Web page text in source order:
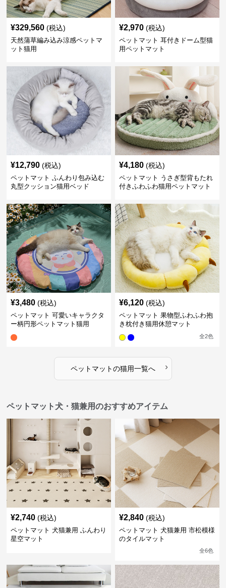
¥329,560 (税込)
天然蒲草編み込み涼感ペットマ
ット猫用
¥2,970 (税込)
ペットマット 耳付きドーム型猫
用ペットマット
¥12,790 (税込)
ペットマット ふんわり包み込む
丸型クッション猫用ベッド
¥4,180 (税込)
ペットマット うさぎ型背もたれ
付きふわふわ猫用ペットマット
¥3,480 (税込)
ペットマット 可愛いキャラクタ
ー柄円形ペットマット猫用
¥6,120 (税込)
ペットマット 果物型ふわふわ抱
き枕付き猫用休憩マット
全2色
ペットマットの猫用一覧へ ›
ペットマット犬・猫兼用のおすすめアイテム
¥2,740 (税込)
ペットマット 犬猫兼用 ふんわり
星空マット
¥2,840 (税込)
ペットマット 犬猫兼用 市松模様
のタイルマット
全6色